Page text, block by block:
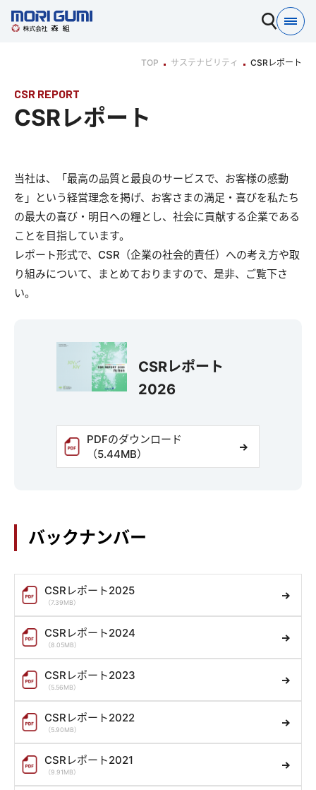
TOP サステナビリティ CSRレポート
CSR REPORT
CSRレポート
当社は、「最高の品質と最良のサービスで、お客様の感動
を」という経営理念を掲げ、お客さまの満足・喜びを私たち
の最大の喜び・明日への糧とし、社会に貢献する企業である
ことを目指しています。
レポート形式で、CSR（企業の社会的責任）への考え方や取
り組みについて、まとめておりますので、是非、ご覧下さ
い。
CSRレポート
2026
PDFのダウンロード
（5.44MB）
バックナンバー
CSRレポート2025
（7.39MB）
CSRレポート2024
（8.05MB）
CSRレポート2023
（5.56MB）
CSRレポート2022
（5.90MB）
CSRレポート2021
（9.91MB）